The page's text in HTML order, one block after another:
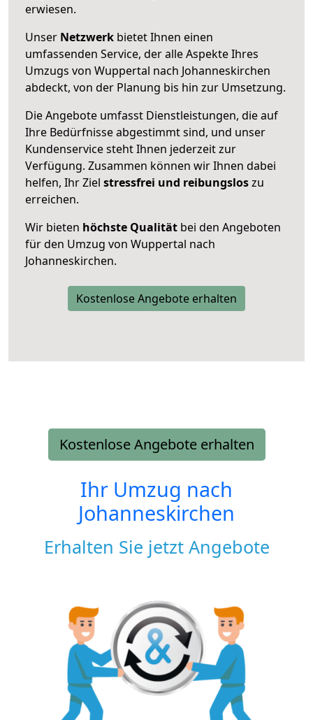
erwiesen.
Unser Netzwerk bietet Ihnen einen
umfassenden Service, der alle Aspekte Ihres
Umzugs von Wuppertal nach Johanneskirchen
abdeckt, von der Planung bis hin zur Umsetzung.
Die Angebote umfasst Dienstleistungen, die auf
Ihre Bedürfnisse abgestimmt sind, und unser
Kundenservice steht Ihnen jederzeit zur
Verfügung. Zusammen können wir Ihnen dabei
helfen, Ihr Ziel stressfrei und reibungsloszu
erreichen.
Wir bieten höchste Qualität bei den Angeboten
für den Umzug von Wuppertal nach
Johanneskirchen.
Kostenlose Angebote erhalten
Kostenlose Angebote erhalten
Ihr Umzug nach
Johanneskirchen
Erhalten Sie jetzt Angebote